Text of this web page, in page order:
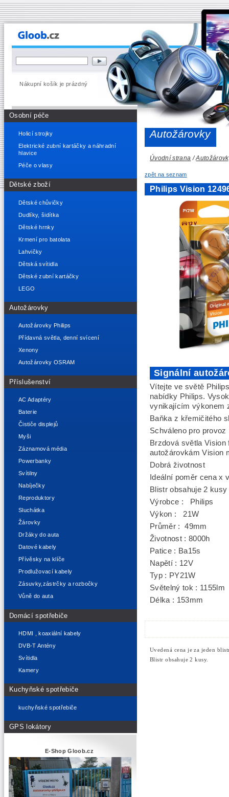
Nákupní košík je prázdný
Osobní péče
Holicí strojky
Elektrické zubní kartáčky a náhradní
hlavice
Péče o vlasy
Dětské zboží
Dětské chůvičky
Dudlíky, šidítka
Dětské hrnky
Krmení pro batolata
Lahvičky
Dětská svítidla
Dětské zubní kartáčky
LEGO
Autožárovky
Autožárovky Philips
Přídavná světla, denní svícení
Xenony
Autožárovky OSRAM
Příslušenství
AC Adaptéry
Baterie
Čističe displejů
Myši
Záznamová média
Powerbanky
Svítilny
Nabíječky
Reproduktory
Sluchátka
Žárovky
Držáky do auta
Datové kabely
Přívěsky na klíče
Prodlužovací kabely
Zásuvky,zástrčky a rozbočky
Vůně do auta
Domácí spotřebiče
HDMI , koaxiální kabely
DVB-T Antény
Svítidla
Kamery
Kuchyňské spotřebiče
kuchyňské spotřebiče
GPS lokátory
E-Shop Gloob.cz
Autožárovky
Úvodní strana /
zpět na seznam
Philips Vision
Signální
Vítejte ve světě
nabídky Philips.
vynikajícím výkonem
Baňka z křemičitého
Schváleno pro
Brzdová světla
autožárovkám Vision
Dobrá životnost
Ideální poměr cena x
Blistr obsahuje 2 kusy
Výrobce : Philips
Výkon : 21W
Průměr : 49mm
Životnost : 8000h
Patice : Ba15s
Napětí : 12V
Typ : PY21W
Světelný tok : 1155lm
Délka : 153mm
Uvedená cena je za jeden
Blistr obsahuje 2 kusy.